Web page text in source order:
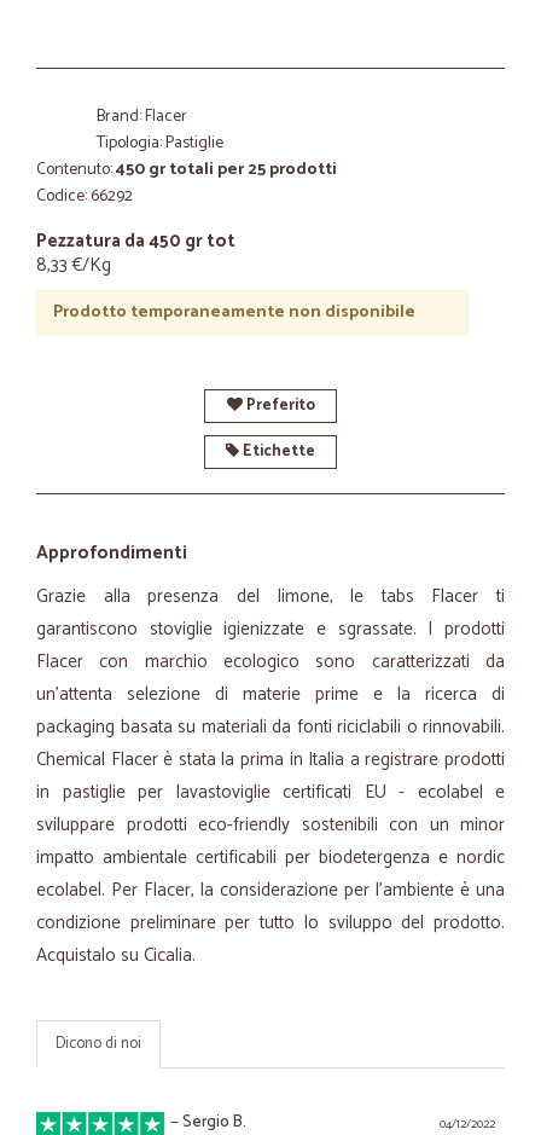
Brand: Flacer
Tipologia: Pastiglie
Contenuto:450 gr totali per 25 prodotti
Codice: 66292
Pezzatura da 450 gr tot
8,33 €/Kg
Prodotto temporaneamente non disponibile
Preferito
Etichette
Approfondimenti
Grazie alla presenza del limone, le tabs Flacer ti
garantiscono stoviglie igienizzate e sgrassate. I prodotti
Flacer con marchio ecologico sono caratterizzati da
un'attenta selezione di materie prime e la ricerca di
packaging basata su materiali da fonti riciclabili o rinnovabili.
Chemical Flacer è stata la prima in Italia a registrare prodotti
in pastiglie per lavastoviglie certificati EU - ecolabel e
sviluppare prodotti eco-friendly sostenibili con un minor
impatto ambientale certificabili per biodetergenza e nordic
ecolabel. Per Flacer, la considerazione per l'ambiente è una
condizione preliminare per tutto lo sviluppo del prodotto.
Acquistalo su Cicalia.
Dicono di noi
04/12/2022
—Sergio B.